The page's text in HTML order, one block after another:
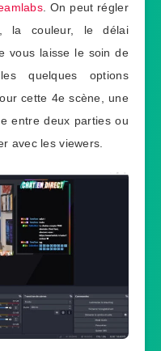
. On peut régler
la couleur, le délai
vous laisse le soin de
quelques options
cette 4e scène, une
entre deux parties ou
avec les viewers.